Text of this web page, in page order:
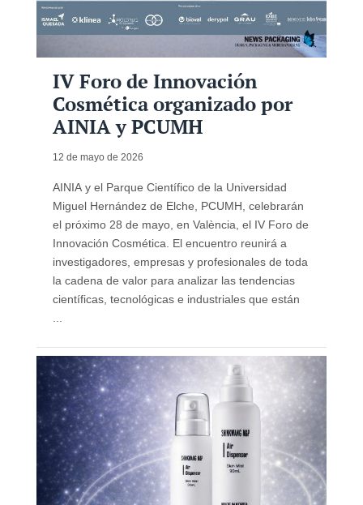
IV Foro de Innovación
Cosmética organizado por
AINIA y PCUMH
12 de mayo de 2026
AINIA y el Parque Científico de la Universidad
Miguel Hernández de Elche, PCUMH, celebrarán
el próximo 28 de mayo, en València, el IV Foro de
Innovación Cosmética. El encuentro reunirá a
investigadores, empresas y profesionales de toda
la cadena de valor para analizar las tendencias
científicas, tecnológicas e industriales que están